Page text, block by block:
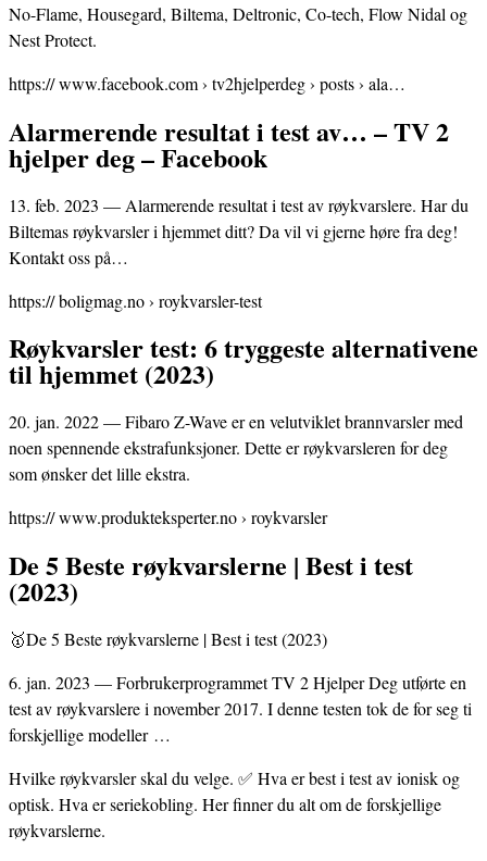
No-Flame, Housegard, Biltema, Deltronic, Co-tech, Flow Nidal og
Nest Protect.
https:// www.facebook.com › tv2hjelperdeg › posts › ala…
Alarmerende resultat i test av… – TV 2
hjelper deg – Facebook
13. feb. 2023 — Alarmerende resultat i test av røykvarslere. Har du
Biltemas røykvarsler i hjemmet ditt? Da vil vi gjerne høre fra deg!
Kontakt oss på…
https:// boligmag.no › roykvarsler-test
Røykvarsler test: 6 tryggeste alternativene
til hjemmet (2023)
20. jan. 2022 — Fibaro Z-Wave er en velutviklet brannvarsler med
noen spennende ekstrafunksjoner. Dette er røykvarsleren for deg
som ønsker det lille ekstra.
https:// www.produkteksperter.no › roykvarsler
De 5 Beste røykvarslerne | Best i test
(2023)
🥇De 5 Beste røykvarslerne | Best i test (2023)
6. jan. 2023 — Forbrukerprogrammet TV 2 Hjelper Deg utførte en
test av røykvarslere i november 2017. I denne testen tok de for seg ti
forskjellige modeller …
Hvilke røykvarsler skal du velge. ✅ Hva er best i test av ionisk og
optisk. Hva er seriekobling. Her finner du alt om de forskjellige
røykvarslerne.